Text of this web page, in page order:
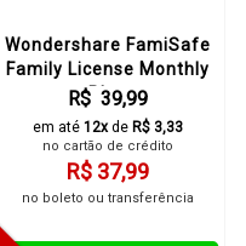
Wondershare FamiSafe
Family License Monthly
Plan
R$ 39,99
em até 12xde R$ 3,33
no cartão de crédito
R$ 37,99
no boleto ou transferência